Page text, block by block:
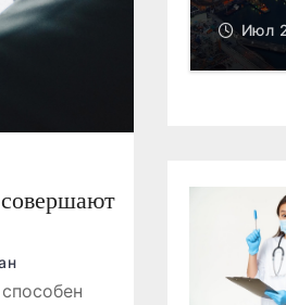
Жанатхан Июл